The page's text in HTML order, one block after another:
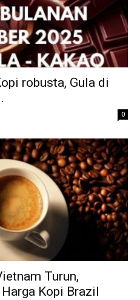
robusta, Gula di
0
Turun,
Kopi Brazil